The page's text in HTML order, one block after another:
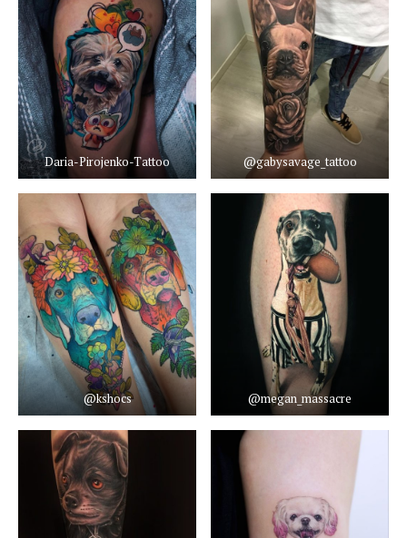
Daria-Pirojenko-Tattoo @gabysavage_tattoo
@kshocs @megan_massacre